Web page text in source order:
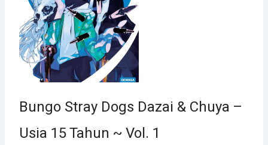
Bungo Stray Dogs Dazai & Chuya –
Usia 15 Tahun ~ Vol. 1